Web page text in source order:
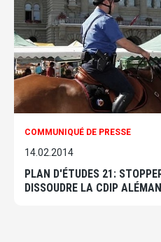
COMMUNIQUÉ DE PRESSE
14.02.2014
PLAN D'ÉTUDES 21:
DISSOUDRE LA CDIP